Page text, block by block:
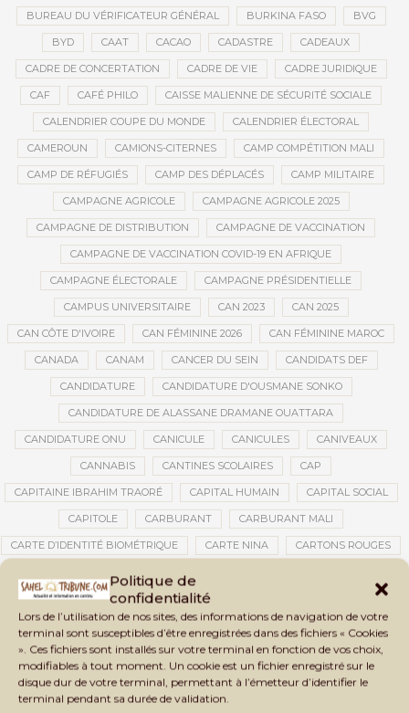
Politique de
confidentialité
Lors de l’utilisation de nos sites, des informations de navigation de votre
terminal sont susceptibles d’être enregistrées dans des fichiers « Cookies
». Ces fichiers sont installés sur votre terminal en fonction de vos choix,
modifiables à tout moment. Un cookie est un fichier enregistré sur le
disque dur de votre terminal, permettant à l’émetteur d’identifier le
terminal pendant sa durée de validation.
BUREAU DU VÉRIFICATEUR GÉNÉRAL BURKINA FASO BVG
BYD CAAT CACAO CADASTRE CADEAUX
CADRE DE CONCERTATION CADRE DE VIE CADRE JURIDIQUE
CAF CAFÉ PHILO CAISSE MALIENNE DE SÉCURITÉ SOCIALE
CALENDRIER COUPE DU MONDE CALENDRIER ÉLECTORAL
CAMEROUN CAMIONS-CITERNES CAMP COMPÉTITION MALI
CAMP DE RÉFUGIÉS CAMP DES DÉPLACÉS CAMP MILITAIRE
CAMPAGNE AGRICOLE CAMPAGNE AGRICOLE 2025
CAMPAGNE DE DISTRIBUTION CAMPAGNE DE VACCINATION
CAMPAGNE DE VACCINATION COVID-19 EN AFRIQUE
CAMPAGNE ÉLECTORALE CAMPAGNE PRÉSIDENTIELLE
CAMPUS UNIVERSITAIRE CAN 2023 CAN 2025
CAN CÔTE D'IVOIRE CAN FÉMININE 2026 CAN FÉMININE MAROC
CANADA CANAM CANCER DU SEIN CANDIDATS DEF
CANDIDATURE CANDIDATURE D'OUSMANE SONKO
CANDIDATURE DE ALASSANE DRAMANE OUATTARA
CANDIDATURE ONU CANICULE CANICULES CANIVEAUX
CANNABIS CANTINES SCOLAIRES CAP
CAPITAINE IBRAHIM TRAORÉ CAPITAL HUMAIN CAPITAL SOCIAL
CAPITOLE CARBURANT CARBURANT MALI
CARTE D’IDENTITÉ BIOMÉTRIQUE CARTE NINA CARTONS ROUGES
CATASTROPHES CLIMATIQUES
CAUTION 10 000 DOLLARS CAUTION DE VISA CDAT CECOGEC
CÉDÉAO CEDEAO CEI CÉLÉBRATION NATIONALE CEMAC
CEMAPI CEN-SNESUP CENOU CENSURE
CENTRAFRIQUE CENTRALE SOLAIRE